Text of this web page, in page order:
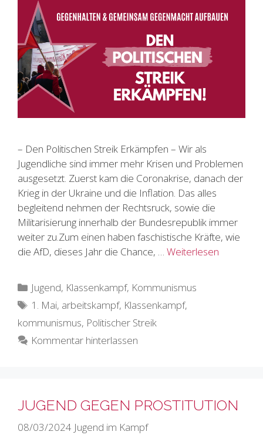
– Den Politischen Streik Erkämpfen – Wir als
Jugendliche sind immer mehr Krisen und Problemen
ausgesetzt. Zuerst kam die Coronakrise, danach der
Krieg in der Ukraine und die Inflation. Das alles
begleitend nehmen der Rechtsruck, sowie die
Militarisierung innerhalb der Bundesrepublik immer
weiter zu.Zum einen haben faschistische Kräfte, wie
die AfD, dieses Jahr die Chance, … Weiterlesen
Kategorien
Jugend, Klassenkampf, Kommunismus
Schlagwörter
1. Mai, arbeitskampf, Klassenkampf,
kommunismus, Politischer Streik
Kommentar hinterlassen
JUGEND GEGEN PROSTITUTION
08/03/2024 Jugend im Kampf